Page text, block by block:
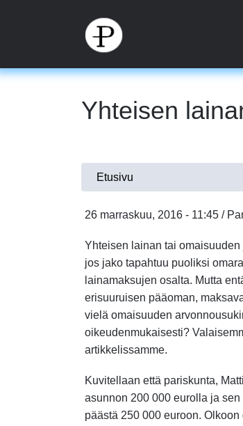
Yhteisen
Olet
täällä
Etusivu
26 marraskuu, 2016 - 11:45 /
Yhteisen lainan tai
jos jako tapahtuu puoliksi
lainamaksujen osalta. Mutta
erisuuruisen pääoman,
vielä omaisuuden
oikeudenmukaisesti?
artikkelissamme.
Kuvitellaan että pariskunta,
asunnon 200 000 eurolla ja
päästä 250 000 euroon.